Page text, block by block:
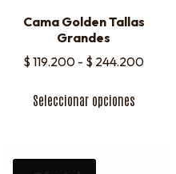
Cama Golden Tallas
Grandes
$ 119.200 - $ 244.200
Seleccionar opciones